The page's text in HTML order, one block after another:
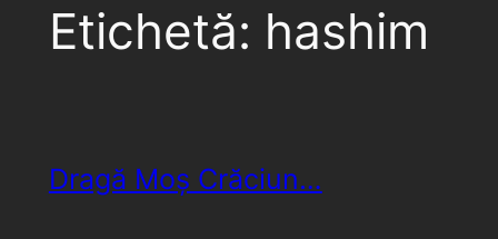
Etichetă: hashim
Dragă Moș Crăciun…